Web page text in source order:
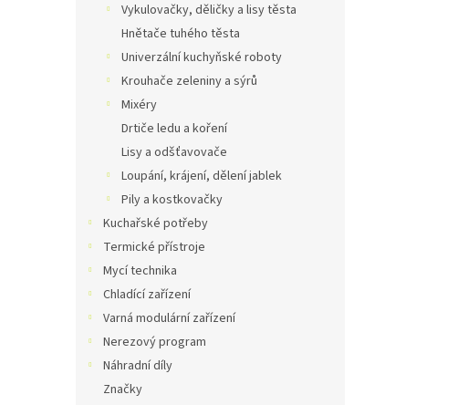
Vykulovačky, děličky a lisy těsta
Hnětače tuhého těsta
Univerzální kuchyňské roboty
Krouhače zeleniny a sýrů
Mixéry
Drtiče ledu a koření
Lisy a odšťavovače
Loupání, krájení, dělení jablek
Pily a kostkovačky
Kuchařské potřeby
Termické přístroje
Mycí technika
Chladící zařízení
Varná modulární zařízení
Nerezový program
Náhradní díly
Značky